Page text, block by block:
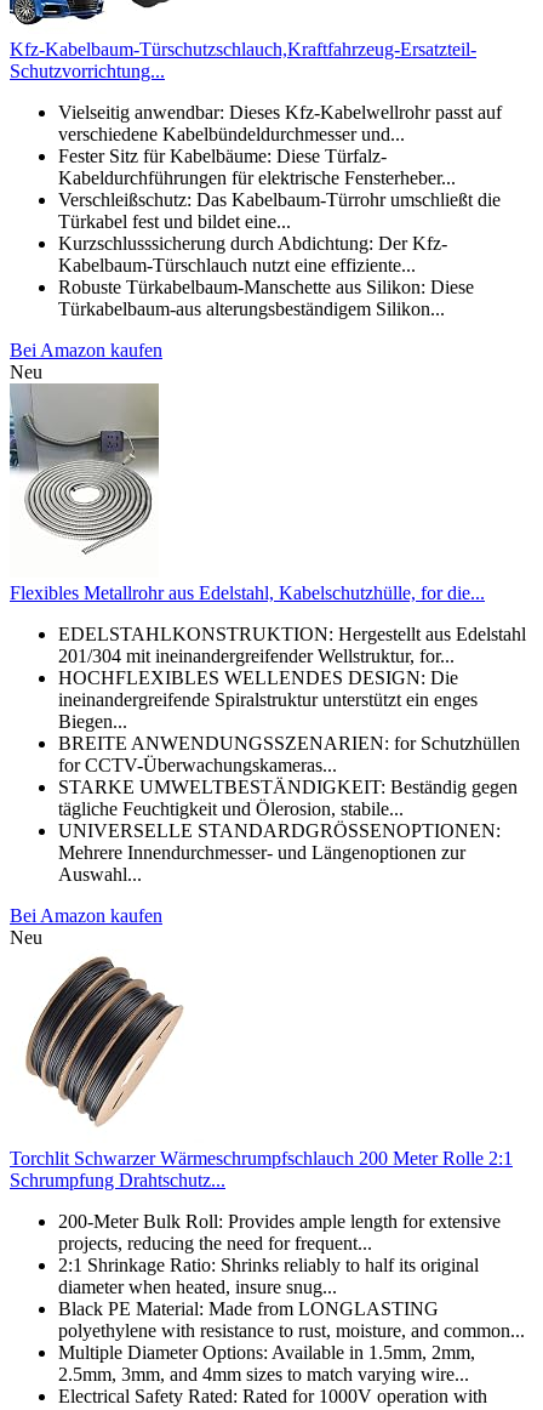
Kfz-Kabelbaum-Türschutzschlauch,Kraftfahrzeug-Ersatzteil-
Schutzvorrichtung...
Vielseitig anwendbar: Dieses Kfz-Kabelwellrohr passt auf
verschiedene Kabelbündeldurchmesser und...
Fester Sitz für Kabelbäume: Diese Türfalz-
Kabeldurchführungen für elektrische Fensterheber...
Verschleißschutz: Das Kabelbaum-Türrohr umschließt die
Türkabel fest und bildet eine...
Kurzschlusssicherung durch Abdichtung: Der Kfz-
Kabelbaum-Türschlauch nutzt eine effiziente...
Robuste Türkabelbaum-Manschette aus Silikon: Diese
Türkabelbaum-aus alterungsbeständigem Silikon...
Bei Amazon kaufen
Neu
Flexibles Metallrohr aus Edelstahl, Kabelschutzhülle, for die...
EDELSTAHLKONSTRUKTION: Hergestellt aus Edelstahl
201/304 mit ineinandergreifender Wellstruktur, for...
HOCHFLEXIBLES WELLENDES DESIGN: Die
ineinandergreifende Spiralstruktur unterstützt ein enges
Biegen...
BREITE ANWENDUNGSSZENARIEN: for Schutzhüllen
for CCTV-Überwachungskameras...
STARKE UMWELTBESTÄNDIGKEIT: Beständig gegen
tägliche Feuchtigkeit und Ölerosion, stabile...
UNIVERSELLE STANDARDGRÖSSENOPTIONEN:
Mehrere Innendurchmesser- und Längenoptionen zur
Auswahl...
Bei Amazon kaufen
Neu
Torchlit Schwarzer Wärmeschrumpfschlauch 200 Meter Rolle 2:1
Schrumpfung Drahtschutz...
200-Meter Bulk Roll: Provides ample length for extensive
projects, reducing the need for frequent...
2:1 Shrinkage Ratio: Shrinks reliably to half its original
diameter when heated, insure snug...
Black PE Material: Made from LONGLASTING
polyethylene with resistance to rust, moisture, and common...
Multiple Diameter Options: Available in 1.5mm, 2mm,
2.5mm, 3mm, and 4mm sizes to match varying wire...
Electrical Safety Rated: Rated for 1000V operation with